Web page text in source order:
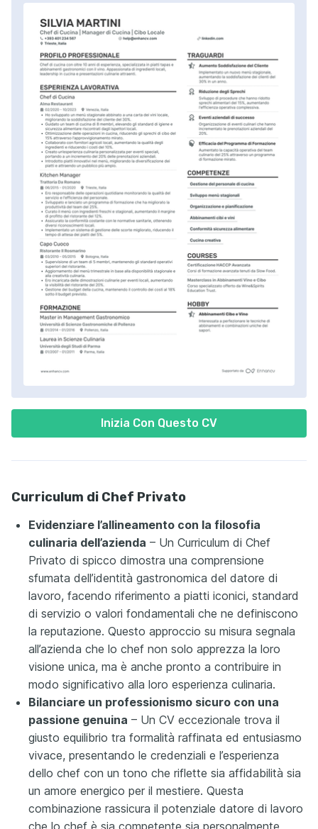
Inizia Con Questo CV
Curriculum di Chef Privato
Evidenziare l’allineamento con la filosofia
culinaria dell’azienda – Un Curriculum di Chef
Privato di spicco dimostra una comprensione
sfumata dell’identità gastronomica del datore di
lavoro, facendo riferimento a piatti iconici, standard
di servizio o valori fondamentali che ne definiscono
la reputazione. Questo approccio su misura segnala
all’azienda che lo chef non solo apprezza la loro
visione unica, ma è anche pronto a contribuire in
modo significativo alla loro esperienza culinaria.
Bilanciare un professionismo sicuro con una
passione genuina – Un CV eccezionale trova il
giusto equilibrio tra formalità raffinata ed entusiasmo
vivace, presentando le credenziali e l’esperienza
dello chef con un tono che riflette sia affidabilità sia
un amore energico per il mestiere. Questa
combinazione rassicura il potenziale datore di lavoro
che lo chef è sia competente sia personalmente